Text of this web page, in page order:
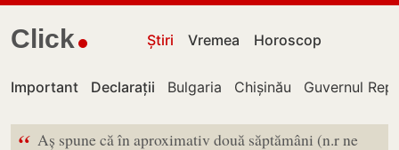
Click Știri Vremea Horoscop
Important Declarații Bulgaria Chișinău Guvernul
“ Aș spune că în aproximativ două săptămâni (n.r ne